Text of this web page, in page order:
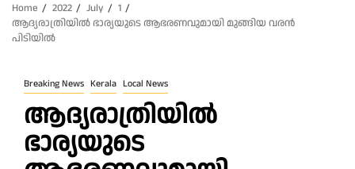
Home 2022 July
1
ആദ്യരാത്രിയിൽ ഭാര്യയുടെ ആഭരണവുമായി മുങ്ങിയ വരൻ
പിടിയിൽ
Breaking News Kerala Local News
ആദ്യരാത്രിയിൽ
ഭാര്യയുടെ